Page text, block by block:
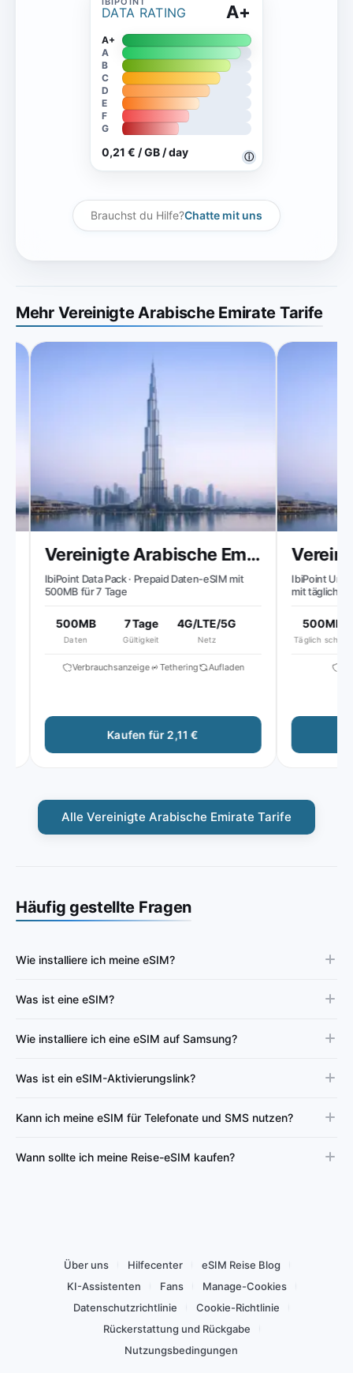
DATA RATING
ⓘ
A+
A+
A
B
C
D
E
F
G
0,21 € / GB / day
Brauchst du Hilfe?Chatte mit uns
Mehr Vereinigte Arabische Emirate Tarife
Vereinigte Arabische Emirate
IbiPoint Data Pack · Prepaid Daten-eSIM mit
500MB für 7 Tage
500MB
Daten
7 Tage
Gültigkeit
4G/LTE/5G
Netz
Verbrauchsanzeige Tethering Aufladen
Kaufen für 2,11 €
IbiPoint
mit täglich
500MB
Täglich schnell
Alle Vereinigte Arabische Emirate Tarife
Häufig gestellte Fragen
Wie installiere ich meine eSIM?
Was ist eine eSIM?
Wie installiere ich eine eSIM auf Samsung?
Was ist ein eSIM-Aktivierungslink?
Kann ich meine eSIM für Telefonate und SMS nutzen?
Wann sollte ich meine Reise-eSIM kaufen?
Über uns Hilfecenter
eSIM Reise Blog
KI-Assistenten
Fans
Manage-Cookies
Datenschutzrichtlinie
Cookie-Richtlinie
Rückerstattung und Rückgabe
Nutzungsbedingungen